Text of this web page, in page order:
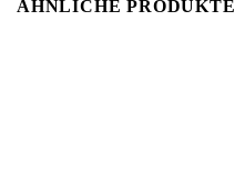
ÄHNLICHE PRODUKTE